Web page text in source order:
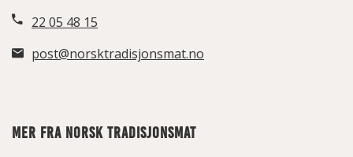
22 05 48 15
post@norsktradisjonsmat.no
MER FRA NORSK TRADISJONSMAT